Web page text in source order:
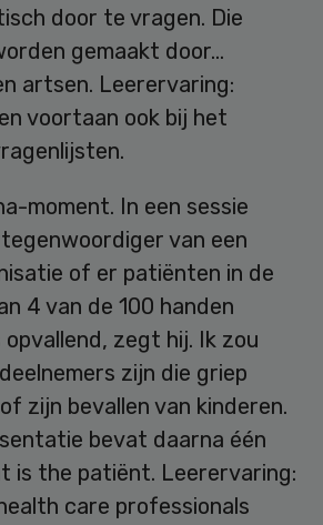
door te vragen. Die
gemaakt door…
artsen. Leerervaring:
voortaan ook bij het
moment. In een sessie
van een
of er patiënten in de
4 van de 100 handen
opvallend, zegt hij. Ik zou
zijn die griep
zijn bevallen van kinderen.
bevat daarna één
is the patiënt. Leerervaring:
care professionals